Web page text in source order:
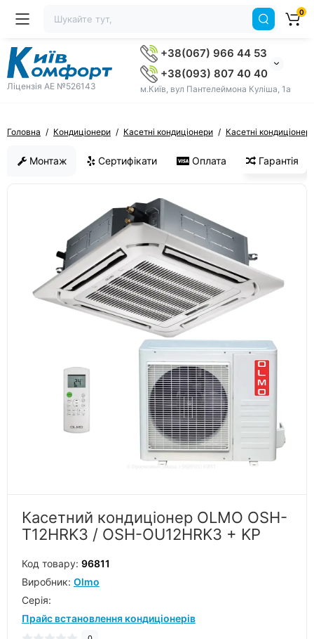
Ліцензія AE №526143
+38(067) 966 44 53
+38(093) 807 40 40
м.Київ, вул Пантелеймона Куліша, 1а
0
Головна Кондиціонери Касетні кондиціонери Касетні
Монтаж Сертифікати Оплата Гарантія
Касетний кондиціонер OLMO OSH-
T12HRK3 / OSH-OU12HRK3 + KP
Код товару: 96811
Виробник: Olmo
Серiя:
Прайс встановлення кондиціонерів